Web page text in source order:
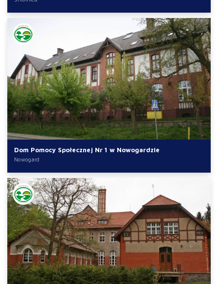
Dom Pomocy Społecznej Nr 1 w Nowogardzie
Nowogard